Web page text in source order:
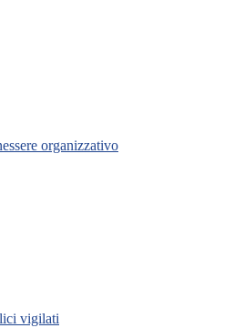
organizzativo
vigilati